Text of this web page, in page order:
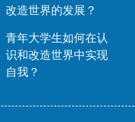
改造世界的发展？
青年大学生如何在认
识和改造世界中实现
自我？